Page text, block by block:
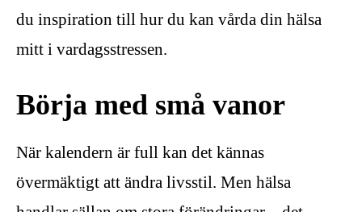
du inspiration till hur du kan vårda din hälsa
mitt i vardagsstressen.
Börja med små vanor
När kalendern är full kan det kännas
övermäktigt att ändra livsstil. Men hälsa